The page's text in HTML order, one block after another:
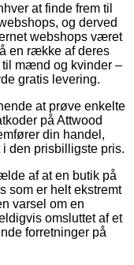
at finde frem til
og derved
webshops været
en række af deres
til mænd og kvinder –
gratis levering.
at prøve enkelte
på Attwood
din handel,
den prisbilligste pris.
af at en butik på
som er helt ekstremt
varsel om en
omsluttet af et
forretninger på